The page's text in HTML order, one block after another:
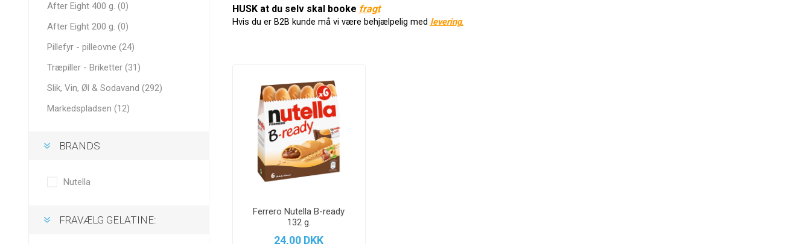
HUSK at du selv skal booke fragt
Hvis du er B2B kunde må vi være behjælpelig med levering.
Ferrero Nutella B-ready
132 g.
24,00 DKK
After Eight 400 g. (0)
After Eight 200 g. (0)
Pillefyr - pilleovne (24)
Træpiller - Briketter (31)
Slik, Vin, Øl & Sodavand (292)
Markedspladsen (12)
BRANDS
Nutella
FRAVÆLG GELATINE: